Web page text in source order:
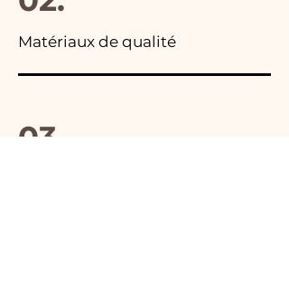
Matériaux de qualité
03.